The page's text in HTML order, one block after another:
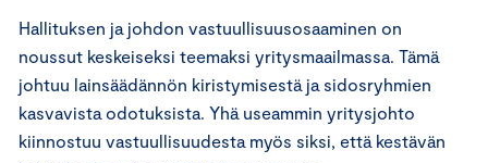
Hallituksen ja johdon vastuullisuusosaaminen on
noussut keskeiseksi teemaksi yritysmaailmassa. Tämä
johtuu lainsäädännön kiristymisestä ja sidosryhmien
kasvavista odotuksista. Yhä useammin yritysjohto
kiinnostuu vastuullisuudesta myös siksi, että kestävän